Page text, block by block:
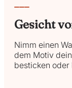
Gesicht
Nimm einen
dem Motiv
besticken oder